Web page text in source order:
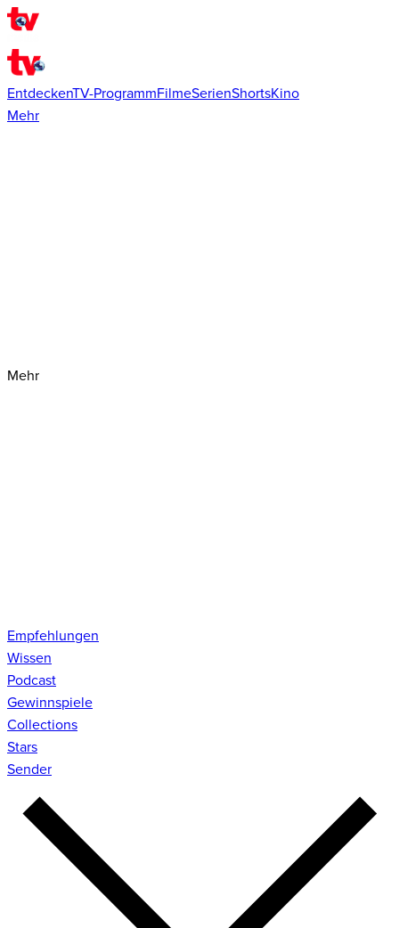
EntdeckenTV-ProgrammFilmeSerienShortsKino
Mehr
Mehr
Empfehlungen
Wissen
Podcast
Gewinnspiele
Collections
Stars
Sender